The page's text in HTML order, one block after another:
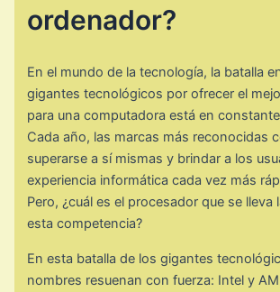
ordenador?
En el mundo de la tecnología, la batalla
gigantes tecnológicos por ofrecer el
para una computadora está en
Cada año, las marcas más reconocidas
superarse a sí mismas y brindar a los
experiencia informática cada vez más
Pero, ¿cuál es el procesador que se lleva
esta competencia?
En esta batalla de los gigantes
nombres resuenan con fuerza: Intel y